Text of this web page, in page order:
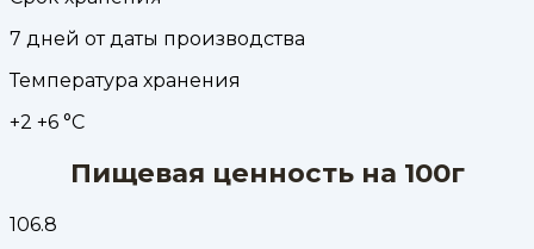
7 дней от даты производства
Температура хранения
+2 +6 °С
Пищевая ценность на 100г
106.8